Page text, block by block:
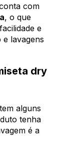
com
, o que
e
lavagens
dry
alguns
tenha
é a